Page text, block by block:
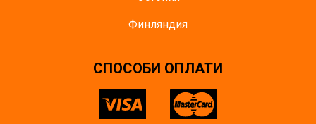
Финляндия
СПОСОБИ ОПЛАТИ